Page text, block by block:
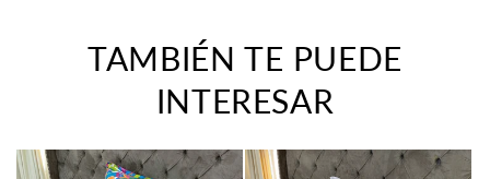
TAMBIÉN TE PUEDE
INTERESAR